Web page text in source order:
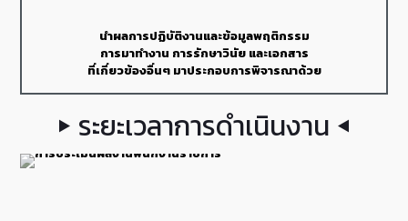
นำผลการปฏิบัติงานและข้อมูลพฤติกรรม
การมาทำงาน การรักษาวินัย และเอกสาร
ที่เกี่ยวข้องอื่นๆ มาประกอบการพิจารณาด้วย
ระยะเวลาการดำเนินงาน